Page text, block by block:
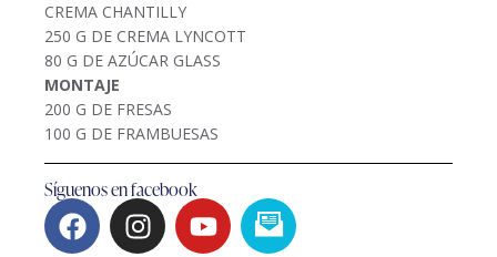
CREMA CHANTILLY
250 G DE CREMA LYNCOTT
80 G DE AZÚCAR GLASS
MONTAJE
200 G DE FRESAS
100 G DE FRAMBUESAS
Síguenos en facebook